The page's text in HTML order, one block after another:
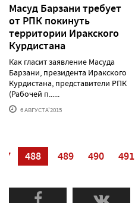
Масуд Барзани требует
от РПК покинуть
территории Иракского
Курдистана
Как гласит заявление Масуда
Барзани, президента Иракского
Курдистана, представители РПК
(Рабочей п......
6 АВГУСТА'2015
488 489 490 491